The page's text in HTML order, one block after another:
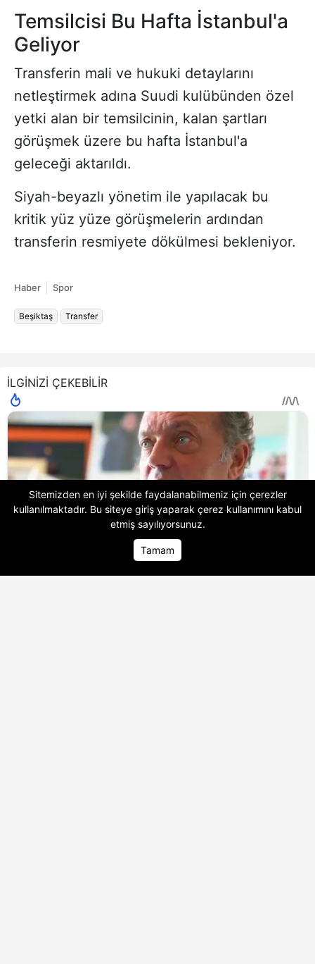
Temsilcisi Bu Hafta İstanbul'a
Geliyor
Transferin mali ve hukuki detaylarını
netleştirmek adına Suudi kulübünden özel
yetki alan bir temsilcinin, kalan şartları
görüşmek üzere bu hafta İstanbul'a
geleceği aktarıldı.
Siyah-beyazlı yönetim ile yapılacak bu
kritik yüz yüze görüşmelerin ardından
transferin resmiyete dökülmesi bekleniyor.
Haber Spor
Beşiktaş Transfer
İLGİNİZİ ÇEKEBİLİR
Sitemizden en iyi şekilde faydalanabilmeniz için çerezler
kullanılmaktadır. Bu siteye giriş yaparak çerez kullanımını kabul
etmiş sayılıyorsunuz.
Tamam